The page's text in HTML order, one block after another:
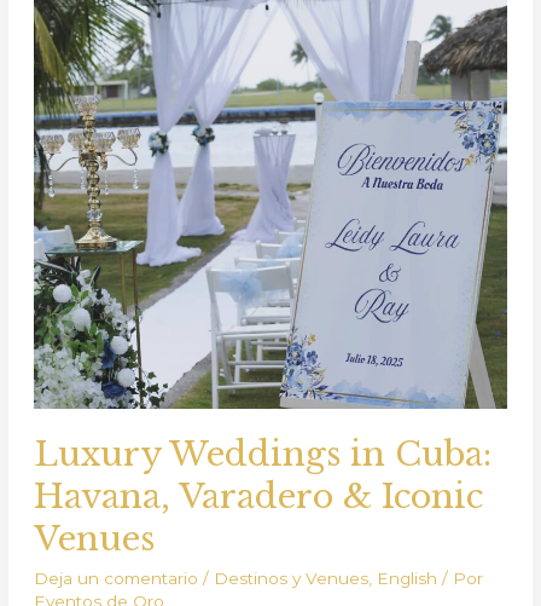
Luxury Weddings in Cuba:
Havana, Varadero & Iconic
Venues
Deja un comentario / Destinos y Venues, English / Por
Eventos de Oro
in
Cuba:
Havana,
Varadero
&
Iconic
Venues